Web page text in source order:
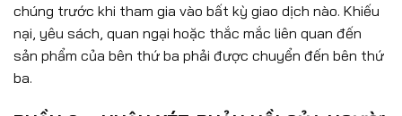
chúng trước khi tham gia vào bất kỳ giao dịch nào. Khiếu
nại, yêu sách, quan ngại hoặc thắc mắc liên quan đến
sản phẩm của bên thứ ba phải được chuyển đến bên thứ
ba.